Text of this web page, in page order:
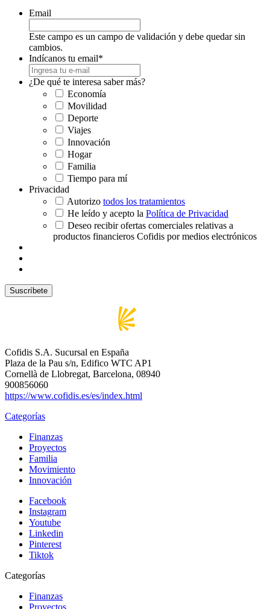
Email
Este campo es un campo de validación y debe quedar sin
cambios.
Indícanos tu email*
¿De qué te interesa saber más?
Economía
Movilidad
Deporte
Viajes
Innovación
Hogar
Familia
Tiempo para mí
Privacidad
Autorizo todos los tratamientos
He leído y acepto la Política de Privacidad
Deseo recibir ofertas comerciales relativas a
productos financieros Cofidis por medios electrónicos
Cofidis S.A. Sucursal en España
Plaza de la Pau s/n, Edifico WTC AP1
Cornellà de Llobregat, Barcelona, 08940
900856060
https://www.cofidis.es/es/index.html
Categorías
Finanzas
Proyectos
Familia
Movimiento
Innovación
Facebook
Instagram
Youtube
Linkedin
Pinterest
Tiktok
Categorías
Finanzas
Proyectos